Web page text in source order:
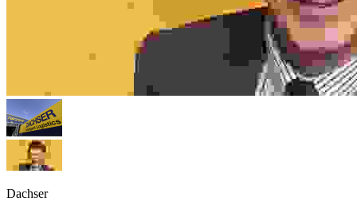
Dachser